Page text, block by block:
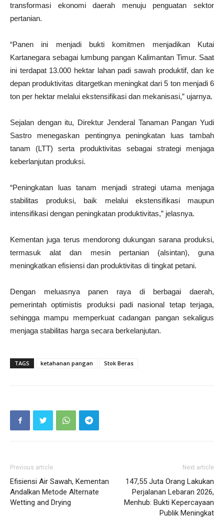
transformasi ekonomi daerah menuju penguatan sektor
pertanian.
“Panen ini menjadi bukti komitmen menjadikan Kutai
Kartanegara sebagai lumbung pangan Kalimantan Timur. Saat
ini terdapat 13.000 hektar lahan padi sawah produktif, dan ke
depan produktivitas ditargetkan meningkat dari 5 ton menjadi 6
ton per hektar melalui ekstensifikasi dan mekanisasi,” ujarnya.
Sejalan dengan itu, Direktur Jenderal Tanaman Pangan Yudi
Sastro menegaskan pentingnya peningkatan luas tambah
tanam (LTT) serta produktivitas sebagai strategi menjaga
keberlanjutan produksi.
“Peningkatan luas tanam menjadi strategi utama menjaga
stabilitas produksi, baik melalui ekstensifikasi maupun
intensifikasi dengan peningkatan produktivitas,” jelasnya.
Kementan juga terus mendorong dukungan sarana produksi,
termasuk alat dan mesin pertanian (alsintan), guna
meningkatkan efisiensi dan produktivitas di tingkat petani.
Dengan meluasnya panen raya di berbagai daerah,
pemerintah optimistis produksi padi nasional tetap terjaga,
sehingga mampu memperkuat cadangan pangan sekaligus
menjaga stabilitas harga secara berkelanjutan.
TAGS ketahanan pangan Stok Beras
Previous article
Efisiensi Air Sawah, Kementan
Andalkan Metode Alternate
Wetting and Drying
Next article
147,55 Juta Orang Lakukan
Perjalanan Lebaran 2026,
Menhub: Bukti Kepercayaan
Publik Meningkat